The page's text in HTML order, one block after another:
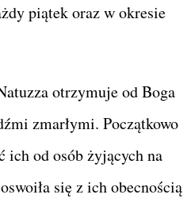
piątek oraz w okresie
otrzymuje od Boga
zmarłymi. Początkowo
ich od osób żyjących na
się z ich obecnością